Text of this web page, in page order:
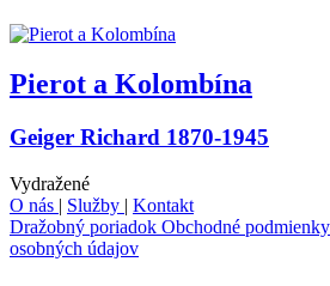
Pierot a Kolombína
Geiger Richard 1870-1945
Vydražené
O nás | Služby | Kontakt
Dražobný poriadok Obchodné
osobných údajov